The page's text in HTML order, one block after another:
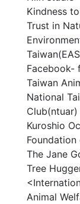
Kindness
Trust in
Facebook-
Taiwan
National
Club(ntuar)
Kuroshio
Foundation
The Jane
Tree
Animal